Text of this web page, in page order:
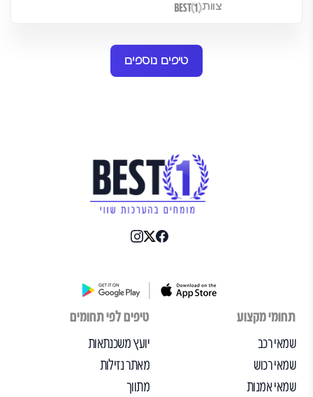
צוות
טיפים נוספים
תחומי מקצוע
שמאי רכב
שמאי רכוש
שמאי אמנות
טיפים לפי תחומים
יועץ משכנתאות
מאתר נזילות
מתווך